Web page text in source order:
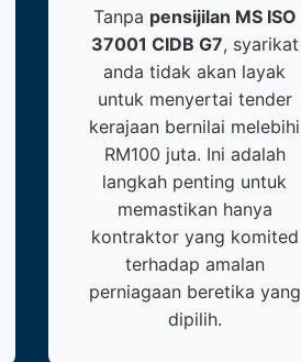
Tanpa pensijilan MS ISO
37001 CIDB G7, syarikat
anda tidak akan layak
untuk menyertai tender
kerajaan bernilai melebihi
RM100 juta. Ini adalah
langkah penting untuk
memastikan hanya
kontraktor yang komited
terhadap amalan
perniagaan beretika yang
dipilih.